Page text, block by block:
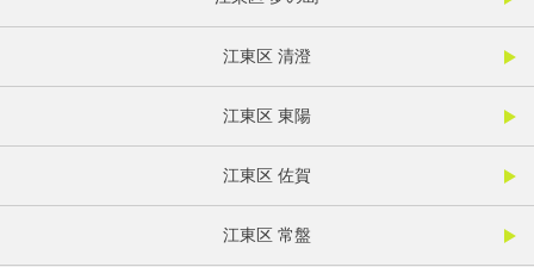
江東区 清澄
江東区 東陽
江東区 佐賀
江東区 常盤